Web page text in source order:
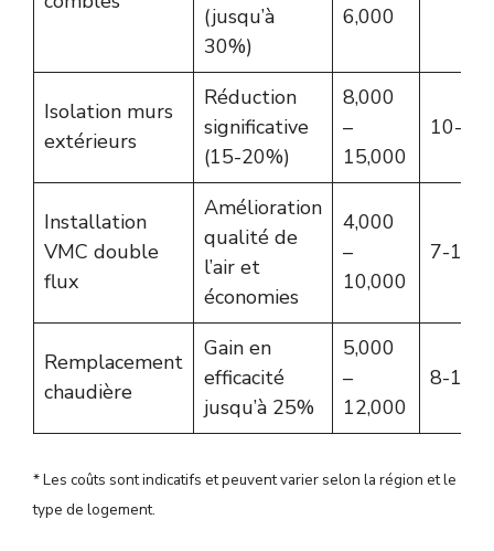
(jusqu’à
30%)
6,000
Isolation murs
extérieurs
Réduction
significative
(15-20%)
8,000
–
15,000
10-15
Installation
VMC double
flux
Amélioration
qualité de
l’air et
économies
4,000
–
10,000
7-10
Remplacement
chaudière
Gain en
efficacité
jusqu’à 25%
5,000
–
12,000
8-12
* Les coûts sont indicatifs et peuvent varier selon la région et le
type de logement.